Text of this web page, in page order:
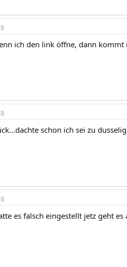
ich den link öffne, dann
schon ich sei zu
es falsch eingestellt jetz geht es